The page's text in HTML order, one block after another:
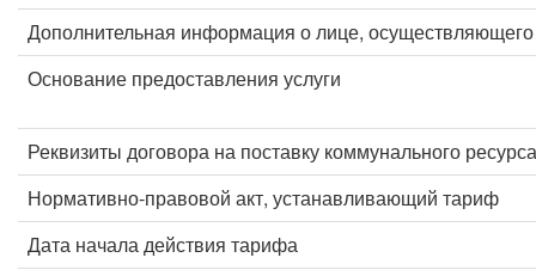
Дополнительная информация о лице, осуществляющего
Основание предоставления услуги
Реквизиты договора на поставку коммунального ресурса
Нормативно-правовой акт, устанавливающий тариф
Дата начала действия тарифа